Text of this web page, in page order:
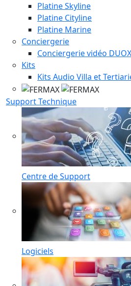
Platine Skyline
Platine Cityline
Platine Marine
Conciergerie
Conciergerie vidéo
Kits
Kits Audio Villa et
Support Technique
Centre de Support
Logiciels